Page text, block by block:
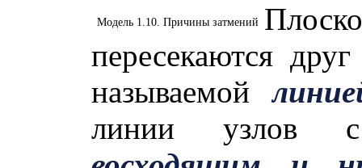
Модель 1.10. Причины затмений
пересекаются
называемой
линии узлов с